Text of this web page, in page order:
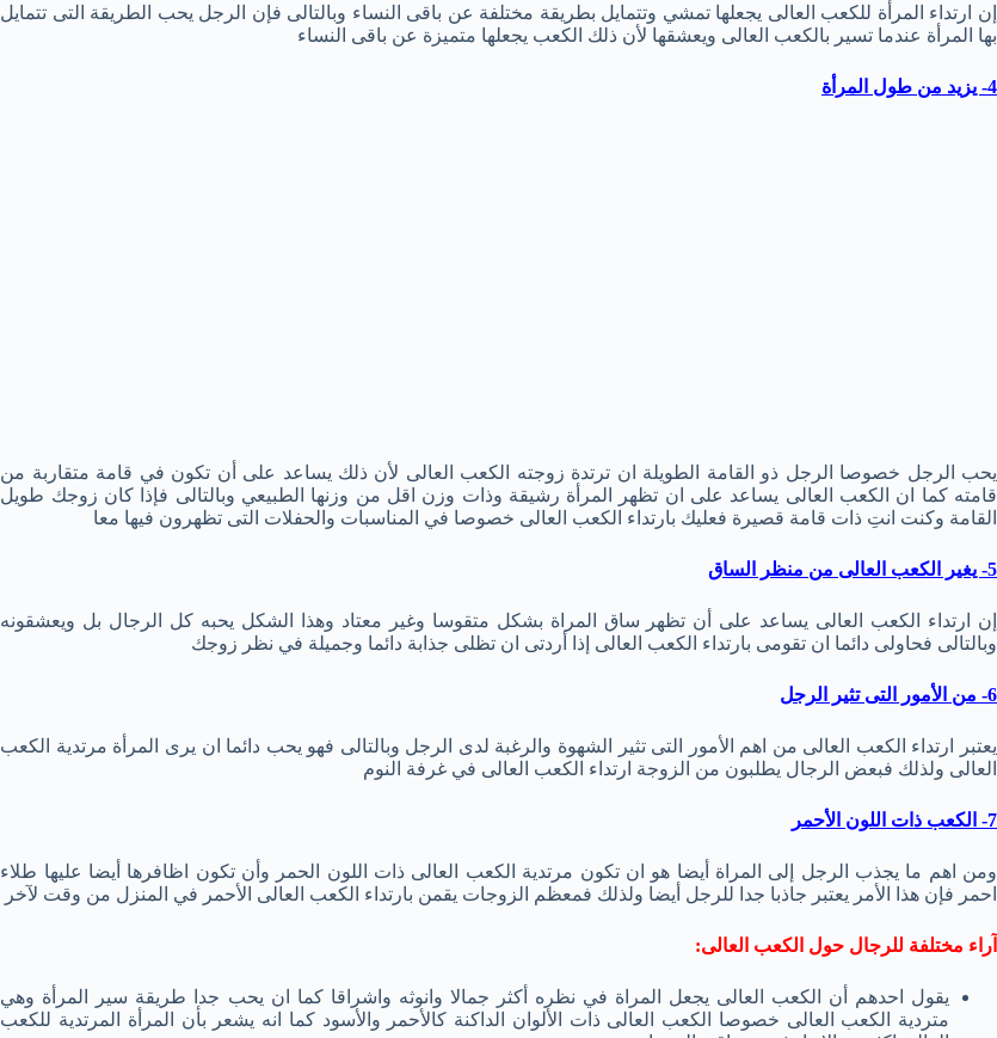
إن ارتداء المرأة للكعب العالى يجعلها تمشي وتتمايل بطريقة مختلفة عن باقى النساء وبالتالى فإن الرجل يحب الطريقة التى تتمايل
بها المرأة عندما تسير بالكعب العالى ويعشقها لأن ذلك الكعب يجعلها متميزة عن باقى النساء
4- يزيد من طول المرأة
يحب الرجل خصوصا الرجل ذو القامة الطويلة ان ترتدة زوجته الكعب العالى لأن ذلك يساعد على أن تكون في قامة متقاربة من
قامته كما ان الكعب العالى يساعد على ان تظهر المرأة رشيقة وذات وزن اقل من وزنها الطبيعي وبالتالى فإذا كان زوجك طويل
القامة وكنت انتِ ذات قامة قصيرة فعليك بارتداء الكعب العالى خصوصا في المناسبات والحفلات التى تظهرون فيها معا
5- يغير الكعب العالى من منظر الساق
إن ارتداء الكعب العالى يساعد على أن تظهر ساق المراة بشكل متقوسا وغير معتاد وهذا الشكل يحبه كل الرجال بل ويعشقونه
وبالتالى فحاولى دائما ان تقومى بارتداء الكعب العالى إذا أردتى ان تظلى جذابة دائما وجميلة في نظر زوجك
6- من الأمور التى تثير الرجل
يعتبر ارتداء الكعب العالى من اهم الأمور التى تثير الشهوة والرغبة لدى الرجل وبالتالى فهو يحب دائما ان يرى المرأة مرتدية الكعب
العالى ولذلك فبعض الرجال يطلبون من الزوجة ارتداء الكعب العالى في غرفة النوم
7- الكعب ذات اللون الأحمر
ومن اهم ما يجذب الرجل إلى المراة أيضا هو ان تكون مرتدية الكعب العالى ذات اللون الحمر وأن تكون اظافرها أيضا عليها طلاء
احمر فإن هذا الأمر يعتبر جاذبا جدا للرجل أيضا ولذلك فمعظم الزوجات يقمن بارتداء الكعب العالى الأحمر في المنزل من وقت لآخر
آراء مختلفة للرجال حول الكعب العالى:
يقول احدهم أن الكعب العالى يجعل المراة في نظره أكثر جمالا وانوثه واشراقا كما ان يحب جدا طريقة سير المرأة وهي
متردية الكعب العالى خصوصا الكعب العالى ذات الألوان الداكنة كالأحمر والأسود كما انه يشعر بأن المرأة المرتدية للكعب